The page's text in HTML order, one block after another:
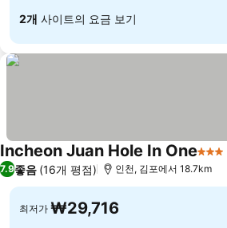
2개 사이트의 요금 보기
Incheon Juan Hole In One3 성급
7.9좋음 (16개 평점) 인천, 김포에서 18.7km
최저가 ₩29,716